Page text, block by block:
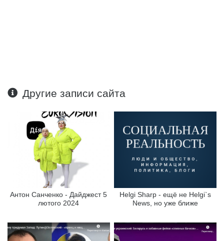
Другие записи сайта
Антон Санченко - Дайджест 5
лютого 2024
Helgi Sharp - ещё не Helgi`s
News, но уже ближе